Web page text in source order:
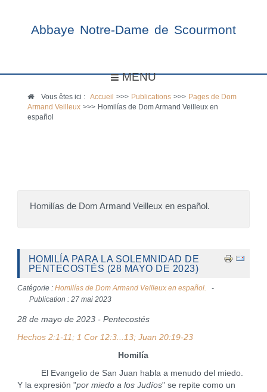
Abbaye Notre-Dame de Scourmont
MENU
Vous êtes ici :Accueil >>> Publications >>> Pages de Dom
Armand Veilleux >>> Homilías de Dom Armand Veilleux en
español
Homilías de Dom Armand Veilleux en español.
HOMILÍA PARA LA SOLEMNIDAD DE
PENTECOSTÉS (28 MAYO DE 2023)
Catégorie : Homilías de Dom Armand Veilleux en español.
Publication : 27 mai 2023
28 de mayo de 2023 - Pentecostés
Hechos 2:1-11; 1 Cor 12:3...13; Juan 20:19-23
Homilía
El Evangelio de San Juan habla a menudo del miedo.
Y la expresión "por miedo a los Judíos" se repite como un